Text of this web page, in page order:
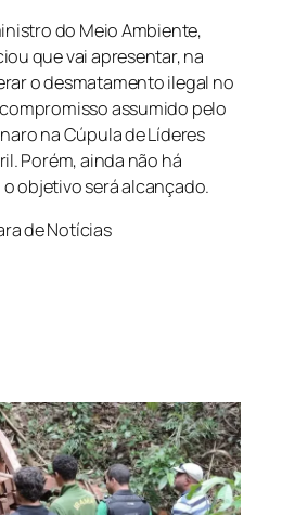
do Meio Ambiente,
que vai apresentar, na
o desmatamento ilegal no
assumido pelo
na Cúpula de Líderes
Porém, ainda não há
objetivo será alcançado.
de Notícias